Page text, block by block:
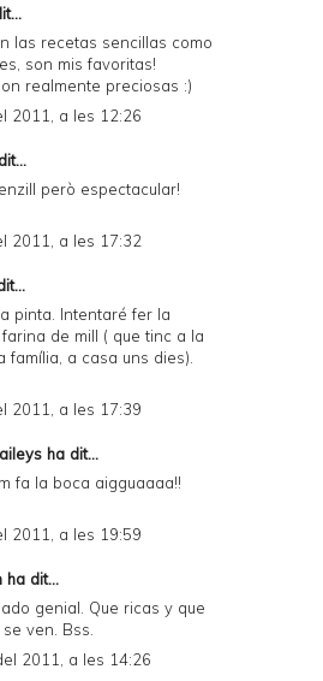
las recetas sencillas como
son mis favoritas!
realmente preciosas :)
2011, a les 12:26
però espectacular!
2011, a les 17:32
pinta. Intentaré fer la
de mill ( que tinc a la
família, a casa uns dies).
2011, a les 17:39
ha dit...
fa la boca aigguaaaa!!
2011, a les 19:59
ha dit...
genial. Que ricas y que
ven. Bss.
2011, a les 14:26